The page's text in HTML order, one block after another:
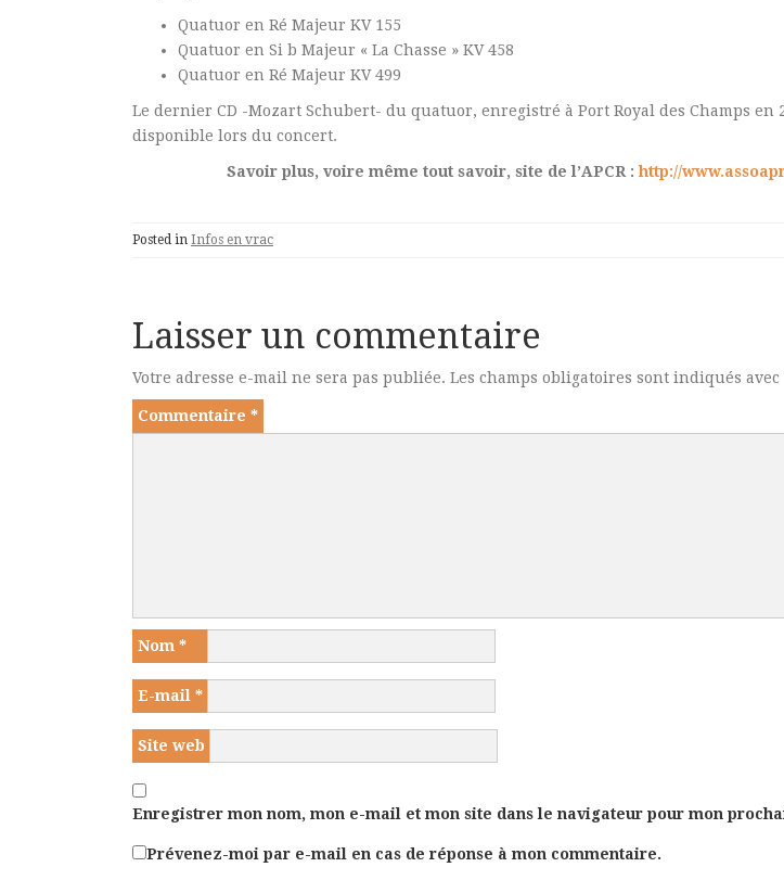
Quatuor en Ré Majeur KV 155
Quatuor en Si b Majeur « La Chasse » KV 458
Quatuor en Ré Majeur KV 499
Le dernier CD -Mozart Schubert- du quatuor, enregistré à Port Royal des Champs en
disponible lors du concert.
Savoir plus, voire même tout savoir, site de l’APCR :http://
Posted in Infos en vrac
Laisser un commentaire
Votre adresse e-mail ne sera pas publiée. Les champs obligatoires sont indiqués avec
Commentaire *
Nom *
E-mail *
Site web
Enregistrer mon nom, mon e-mail et mon site dans le navigateur pour mon
Prévenez-moi par e-mail en cas de réponse à mon commentaire.